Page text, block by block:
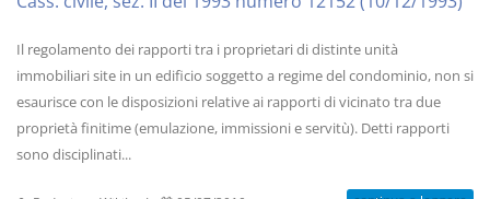
Il regolamento dei rapporti tra i proprietari di distinte unità
immobiliari site in un edificio soggetto a regime del condominio, non si
esaurisce con le disposizioni relative ai rapporti di vicinato tra due
proprietà finitime (emulazione, immissioni e servitù). Detti rapporti
sono disciplinati...